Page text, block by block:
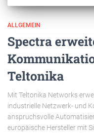
ALLGEMEIN
Spectra
Teltonika
Mit Teltonika Networks
industrielle Netzwerk- und
anspruchsvolle
europäische Hersteller mit